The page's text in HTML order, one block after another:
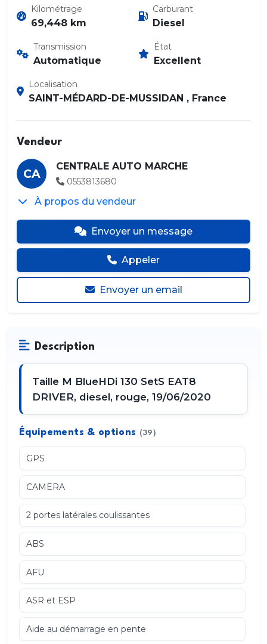
Kilométrage
69,448 km
Carburant
Diesel
Transmission
Automatique
État
Excellent
Localisation
SAINT-MÉDARD-DE-MUSSIDAN , France
Vendeur
CA
CENTRALE AUTO MARCHE
0553813680
À propos du vendeur
Envoyer un message
Appeler
Envoyer un email
Description
Taille M BlueHDi 130 SetS EAT8
DRIVER, diesel, rouge, 19/06/2020
Équipements & options (39)
GPS
CAMERA
2 portes latérales coulissantes
ABS
AFU
ASR et ESP
Aide au démarrage en pente